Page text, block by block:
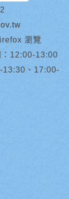
瀏覽
12:00-13:00
13:30、17:00-